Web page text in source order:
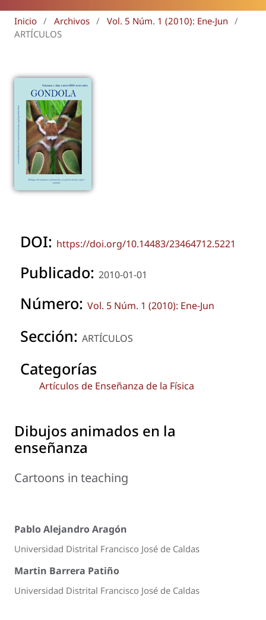
Inicio / Archivos / Vol. 5 Núm. 1 (2010): Ene-Jun
/
ARTÍCULOS
DOI: https://doi.org/10.14483/23464712.5221
Publicado: 2010-01-01
Número: Vol. 5 Núm. 1 (2010): Ene-Jun
Sección: ARTÍCULOS
Categorías
Artículos de Enseñanza de la Física
Dibujos animados en la
enseñanza
Cartoons in teaching
Pablo Alejandro Aragón
Universidad Distrital Francisco José de Caldas
Martin Barrera Patiño
Universidad Distrital Francisco José de Caldas